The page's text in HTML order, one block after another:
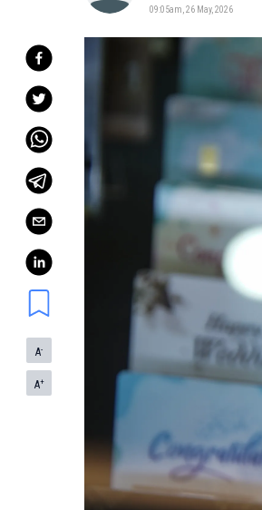
09:05am, 26 May, 2026
A-
A+